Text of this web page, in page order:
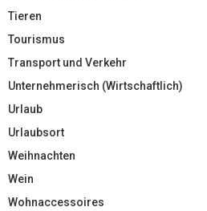
Tieren
Tourismus
Transport und Verkehr
Unternehmerisch (Wirtschaftlich)
Urlaub
Urlaubsort
Weihnachten
Wein
Wohnaccessoires